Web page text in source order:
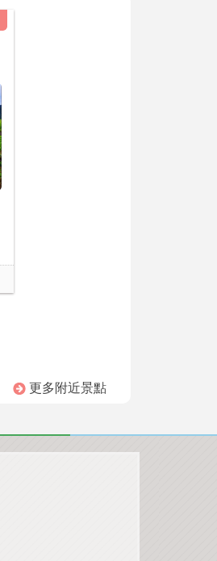
更多附近景點